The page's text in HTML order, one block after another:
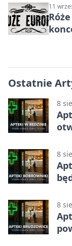
11
Ostatnie
8
8
8